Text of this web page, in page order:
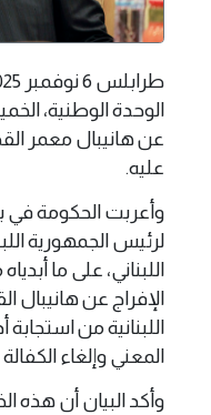
الوحدة الوطنية،
عن هانيبال معمر
عليه.
وأعربت الحكومة في
لرئيس الجمهورية
اللبناني، على ما
الإفراج عن هانيبال
اللبنانية من استجابة
المعني وإلغاء
وأكد البيان أن هذه